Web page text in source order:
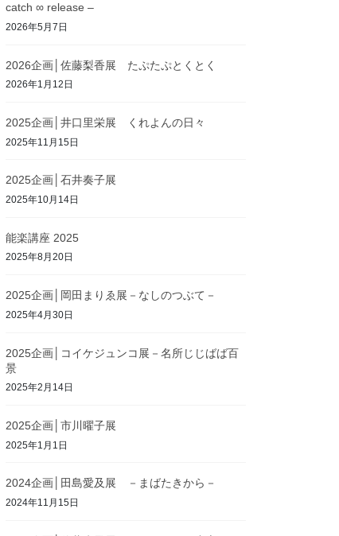
catch ∞ release –
2026年5月7日
2026企画│佐藤梨香展 たぷたぷとくとく
2026年1月12日
2025企画│井口里栄展 くれよんの日々
2025年11月15日
2025企画│石井奏子展
2025年10月14日
能楽講座 2025
2025年8月20日
2025企画│岡田まりゑ展－なしのつぶて－
2025年4月30日
2025企画│コイケジュンコ展－名所じじばば百
景
2025年2月14日
2025企画│市川曜子展
2025年1月1日
2024企画│田島愛及展 －まばたきから－
2024年11月15日